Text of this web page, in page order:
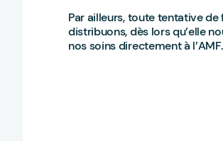
Par ailleurs, toute tentative
distribuons, dès lors qu’elle
nos soins directement à l’AMF.